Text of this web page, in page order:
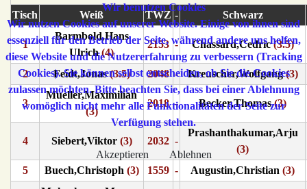
Tisch
Weiß TWZ - Schwarz
1
Barmbold,Hans
Ulrich(4)
2153 - Chassard,Cedric(3.5)
2 Feidt,Jonas(3.5) 2048 - Kreuscher,Wolfgang(3)
3
Mueller,Maximilian
(3)
2018 - Becker,Thomas(3)
4 Siebert,Viktor(3) 2032 -
Prashanthakumar,Arju
(3)
5
Buech,Christoph (3) 1559 - Augustin,Christian (3)
Wir benutzen Cookies
Wir nutzen Cookies auf unserer Website. Einige von ihnen sind
essenziell für den Betrieb der Seite, während andere uns helfen,
diese Website und die Nutzererfahrung zu verbessern (Tracking
Cookies). Sie können selbst entscheiden, ob Sie die Cookies
zulassen möchten. Bitte beachten Sie, dass bei einer Ablehnung
womöglich nicht mehr alle Funktionalitäten der Seite zur
Verfügung stehen.
Akzeptieren Ablehnen